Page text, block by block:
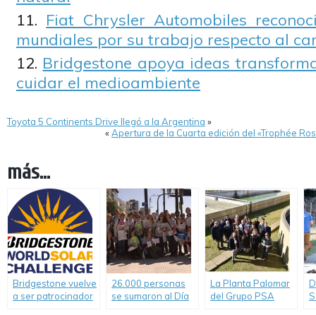
Fiat Chrysler Automobiles
mundiales por su trabajo respecto al
Bridgestone apoya ideas
cuidar el medioambiente
Toyota 5 Continents Drive llegó a la Argentina »
«Apertura de la Cuarta edición del «Trophée
más...
Bridgestone vuelve
a ser patrocinador
26.000 personas
se sumaron al Día
La Planta Palomar
del Grupo PSA